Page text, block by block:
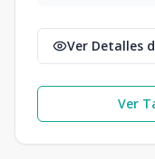
Ver Detalles
Ver